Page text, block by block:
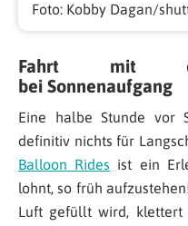
Foto: Kobby Dagan/
Fahrt mit
bei Sonnenaufgang
Eine halbe Stunde vor
definitiv nichts für
Balloon Rides ist ein
lohnt, so früh
Luft gefüllt wird,